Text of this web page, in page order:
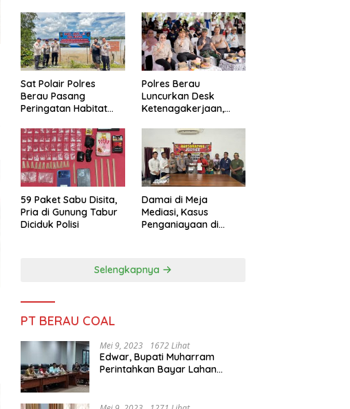
dari Dalam Lapas
Tarakan
Diburu Polisi
Sat Polair Polres
Berau Pasang
Peringatan Habitat
Polres Berau
Luncurkan Desk
Ketenagakerjaan,
Didorong Tuntas
Lewat Mediasi
59 Paket Sabu Disita,
Pria di Gunung Tabur
Diciduk Polisi
Damai di Meja
Mediasi, Kasus
Penganiayaan di
Selengkapnya
PT BERAU COAL
Mei 9, 2023 1672 Lihat
Edwar, Bupati Muharram
Perintahkan Bayar Lahan